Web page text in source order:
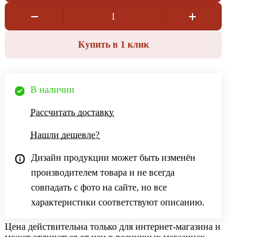
Купить в 1 клик
В наличии
Рассчитать доставку
Нашли дешевле?
Дизайн продукции может быть изменён
производителем товара и не всегда
совпадать с фото на сайте, но все
характеристики соответствуют описанию.
Цена действительна только для интернет-магазина и